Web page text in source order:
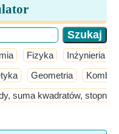
Fizyka Inżynieria
Geometria
suma kwadratów,